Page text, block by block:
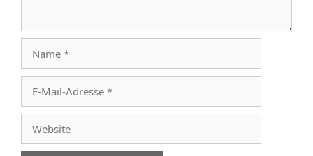
Mail-
Adresse